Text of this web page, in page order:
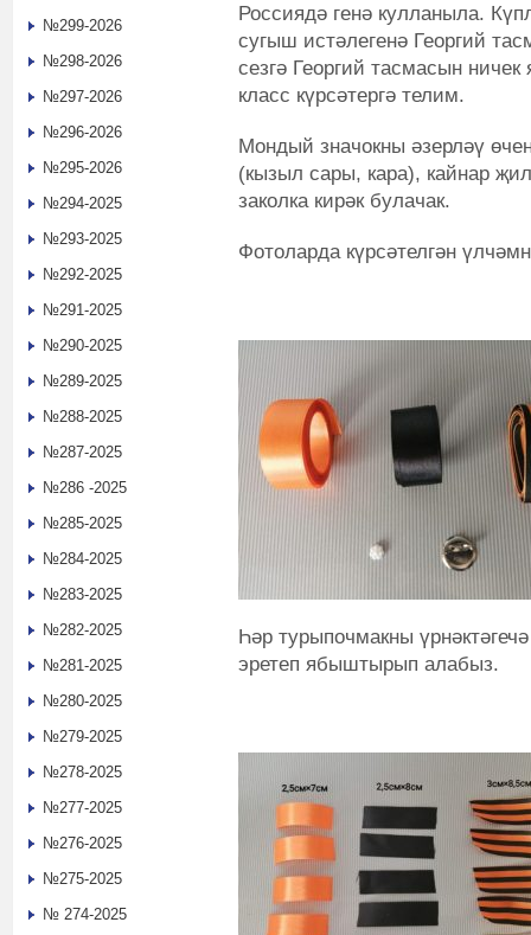
Россиядә генә кулланыла.
сугыш истәлегенә Георгий
сезгә Георгий тасмасын
класс күрсәтергә телим.
Мондый значокны әзерләү
(кызыл сары, кара), кайнар
заколка кирәк булачак.
Фотоларда күрсәтелгән
Һәр турыпочмакны
эретеп ябыштырып алабыз.
№299-2026
№298-2026
№297-2026
№296-2026
№295-2026
№294-2025
№293-2025
№292-2025
№291-2025
№290-2025
№289-2025
№288-2025
№287-2025
№286 -2025
№285-2025
№284-2025
№283-2025
№282-2025
№281-2025
№280-2025
№279-2025
№278-2025
№277-2025
№276-2025
№275-2025
№ 274-2025